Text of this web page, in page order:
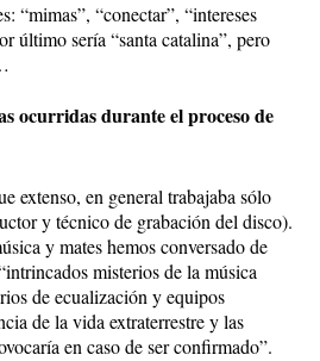
“mimas”, “conectar”, “intereses
último sería “santa catalina”, pero
ocurridas durante el proceso de
extenso, en general trabajaba sólo
y técnico de grabación del disco).
y mates hemos conversado de
misterios de la música
de ecualización y equipos
de la vida extraterrestre y las
en caso de ser confirmado”.